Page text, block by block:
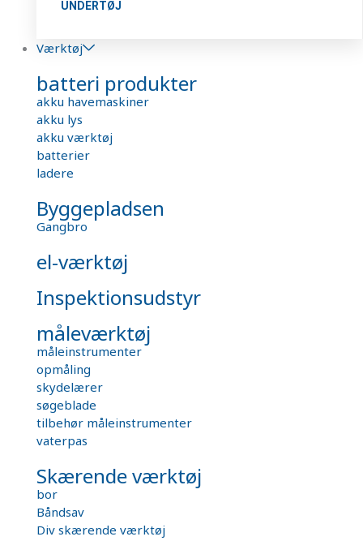
UNDERTØJ
Værktøj
batteri produkter
akku havemaskiner
akku lys
akku værktøj
batterier
ladere
Byggepladsen
Gangbro
el-værktøj
Inspektionsudstyr
måleværktøj
måleinstrumenter
opmåling
skydelærer
søgeblade
tilbehør måleinstrumenter
vaterpas
Skærende værktøj
bor
Båndsav
Div skærende værktøj